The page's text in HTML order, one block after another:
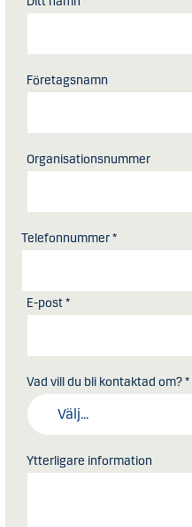
Företagsnamn
Organisationsnummer
Telefonnummer *
E-post *
Vad vill du bli kontaktad om? *
Ytterligare information